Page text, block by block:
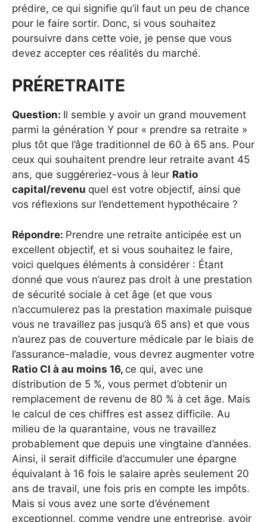
prédire, ce qui signifie qu’il faut un peu de chance
pour le faire sortir. Donc, si vous souhaitez
poursuivre dans cette voie, je pense que vous
devez accepter ces réalités du marché.
PRÉRETRAITE
Question: Il semble y avoir un grand mouvement
parmi la génération Y pour « prendre sa retraite »
plus tôt que l’âge traditionnel de 60 à 65 ans. Pour
ceux qui souhaitent prendre leur retraite avant 45
ans, que suggéreriez-vous à leur Ratio
capital/revenu quel est votre objectif, ainsi que
vos réflexions sur l’endettement hypothécaire ?
Répondre: Prendre une retraite anticipée est un
excellent objectif, et si vous souhaitez le faire,
voici quelques éléments à considérer : Étant
donné que vous n’aurez pas droit à une prestation
de sécurité sociale à cet âge (et que vous
n’accumulerez pas la prestation maximale puisque
vous ne travaillez pas jusqu’à 65 ans) et que vous
n’aurez pas de couverture médicale par le biais de
l’assurance-maladie, vous devrez augmenter votre
Ratio CI à au moins 16, ce qui, avec une
distribution de 5 %, vous permet d’obtenir un
remplacement de revenu de 80 % à cet âge. Mais
le calcul de ces chiffres est assez difficile. Au
milieu de la quarantaine, vous ne travaillez
probablement que depuis une vingtaine d’années.
Ainsi, il serait difficile d’accumuler une épargne
équivalant à 16 fois le salaire après seulement 20
ans de travail, une fois pris en compte les impôts.
Mais si vous avez une sorte d’événement
exceptionnel, comme vendre une entreprise, avoir